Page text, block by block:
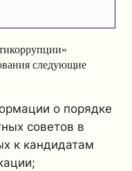
следующие
о порядке
советов в
к кандидатам